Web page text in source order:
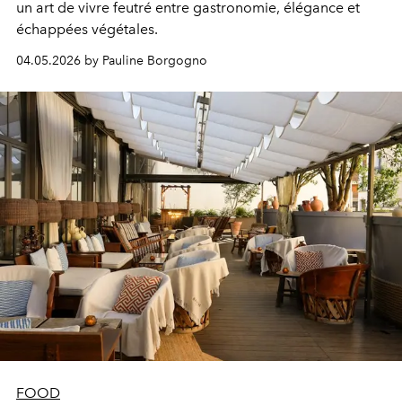
un art de vivre feutré entre gastronomie, élégance et
échappées végétales.
04.05.2026 by Pauline Borgogno
FOOD